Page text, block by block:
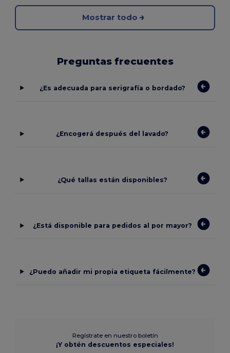
Mostrar todo
Preguntas frecuentes
¿Es adecuada para serigrafía o bordado?
¿Encogerá después del lavado?
¿Qué tallas están disponibles?
¿Está disponible para pedidos al por mayor?
¿Puedo añadir mi propia etiqueta fácilmente?
Regístrate en nuestro boletín
¡Y obtén descuentos especiales!